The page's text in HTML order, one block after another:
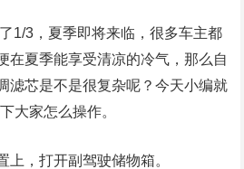
1/3，夏季即将来临，很多车主都
在夏季能享受清凉的冷气，那么自
滤芯是不是很复杂呢？今天小编就
大家怎么操作。
上，打开副驾驶储物箱。